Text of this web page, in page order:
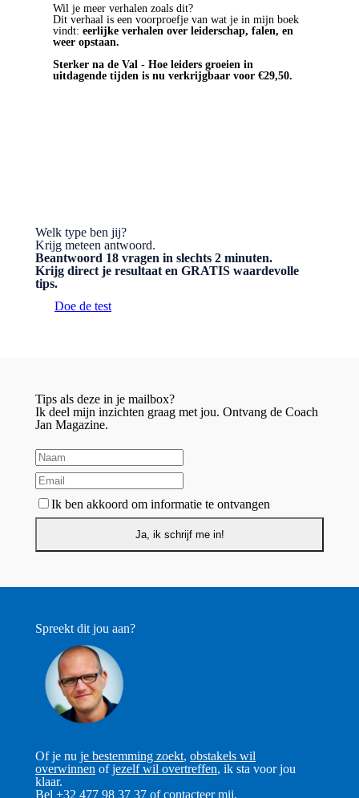
Wil je meer verhalen zoals dit?
Dit verhaal is een voorproefje van wat je in mijn boek
vindt: eerlijke verhalen over leiderschap, falen, en
weer opstaan.
Sterker na de Val - Hoe leiders groeien in
uitdagende tijden is nu verkrijgbaar voor €29,50.
Welk type ben jij?
Krijg meteen antwoord.
Beantwoord 18 vragen in slechts 2 minuten.
Krijg direct je resultaat en GRATIS waardevolle
tips.
Doe de test
Tips als deze in je mailbox?
Ik deel mijn inzichten graag met jou. Ontvang de Coach
Jan Magazine.
Ik ben akkoord om informatie te ontvangen
Spreekt dit jou aan?
Of je nu je bestemming zoekt, obstakels wil
overwinnen ofjezelf wil overtreffen, ik sta voor jou
klaar.
Bel +32 477 98 37 37 ofcontacteer mij.